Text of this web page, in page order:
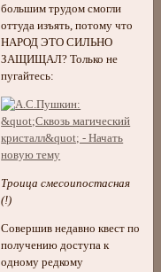
большим трудом смогли
оттуда изъять, потому что
НАРОД ЭТО СИЛЬНО
ЗАЩИЩАЛ? Только не
пугайтесь:
Троица смесоипостасная
(!)
Совершив недавно квест по
получению доступа к
одному редкому